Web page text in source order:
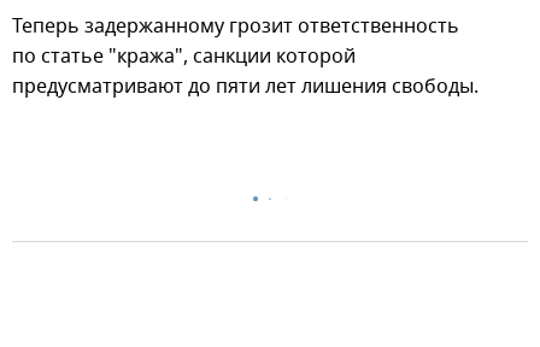
Теперь задержанному грозит ответственность
по статье "кража", санкции которой
предусматривают до пяти лет лишения свободы.